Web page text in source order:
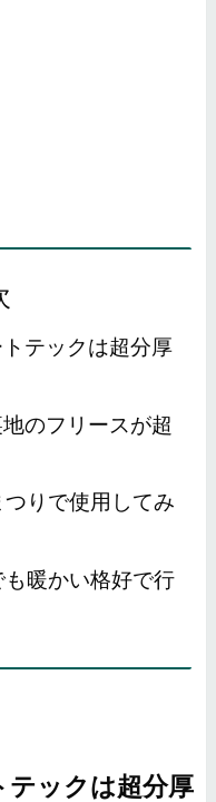
テックは超分厚
のフリースが超
りで使用してみ
暖かい格好で行
テックは超分厚